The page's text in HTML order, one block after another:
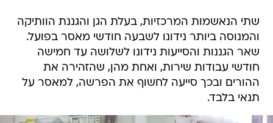
שתי הנאשמות המרכזיות, בעלת הגן והגננת הוותיקה
והמנוסה ביותר נידונו לשבעה חודשי מאסר בפועל.
שאר הגננות והסייעות נידונו לשלושה עד חמישה
חודשי עבודות שירות, ואחת מהן, שהזהירה את
ההורים ובכך סייעה לחשוף את הפרשה, למאסר על
תנאי בלבד.